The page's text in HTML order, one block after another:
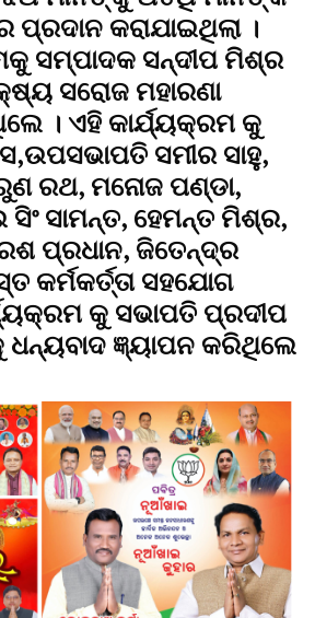
ପ୍ରଦାନ କରାଯାଇଥିଲା ।
ସମ୍ପାଦକ ସନ୍ଦୀପ ମିଶ୍ର
ସରୋଜ ମହାରଣା
। ଏହି କାର୍ଯ୍ୟକ୍ରମ କୁ
ସମୀର ସାହୁ,
ରଥ, ମନୋଜ ପଣ୍ଡା,
ସିଂ ସାମନ୍ତ, ହେମନ୍ତ ମିଶ୍ର,
ପ୍ରଧାନ, ଜିତେନ୍ଦ୍ର
କର୍ମକର୍ତ୍ତା ସହଯୋଗ
କୁ ସଭାପତି ପ୍ରଦୀପ
ଜ୍ଞ୍ୟାପନ କରିଥିଲେ